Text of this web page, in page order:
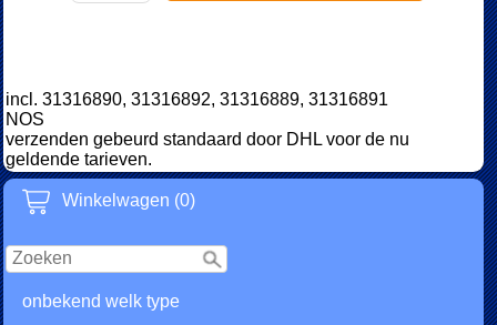
Winkelwagen (0)
onbekend welk type
incl. 31316890, 31316892, 31316889, 31316891
NOS
verzenden gebeurd standaard door DHL voor de nu
geldende tarieven.